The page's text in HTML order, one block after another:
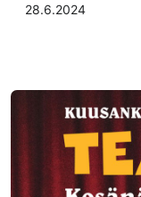
28.6.2024